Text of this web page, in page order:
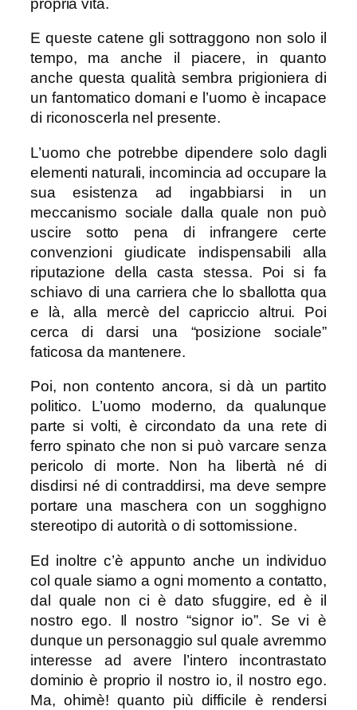
propria vita.
E queste catene gli sottraggono non solo il
tempo, ma anche il piacere, in quanto
anche questa qualità sembra prigioniera di
un fantomatico domani e l’uomo è incapace
di riconoscerla nel presente.
L’uomo che potrebbe dipendere solo dagli
elementi naturali, incomincia ad occupare la
sua esistenza ad ingabbiarsi in un
meccanismo sociale dalla quale non può
uscire sotto pena di infrangere certe
convenzioni giudicate indispensabili alla
riputazione della casta stessa. Poi si fa
schiavo di una carriera che lo sballotta qua
e là, alla mercè del capriccio altrui. Poi
cerca di darsi una “posizione sociale”
faticosa da mantenere.
Poi, non contento ancora, si dà un partito
politico. L’uomo moderno, da qualunque
parte si volti, è circondato da una rete di
ferro spinato che non si può varcare senza
pericolo di morte. Non ha libertà né di
disdirsi né di contraddirsi, ma deve sempre
portare una maschera con un sogghigno
stereotipo di autorità o di sottomissione.
Ed inoltre c’è appunto anche un individuo
col quale siamo a ogni momento a contatto,
dal quale non ci è dato sfuggire, ed è il
nostro ego. Il nostro “signor io”. Se vi è
dunque un personaggio sul quale avremmo
interesse ad avere l’intero incontrastato
dominio è proprio il nostro io, il nostro ego.
Ma, ohimè! quanto più difficile è rendersi